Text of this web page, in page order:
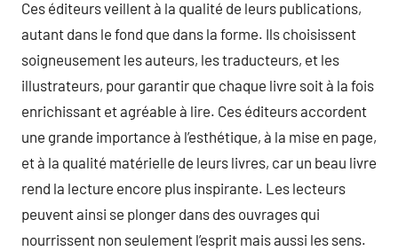
Ces éditeurs veillent à la qualité de leurs publications,
autant dans le fond que dans la forme. Ils choisissent
soigneusement les auteurs, les traducteurs, et les
illustrateurs, pour garantir que chaque livre soit à la fois
enrichissant et agréable à lire. Ces éditeurs accordent
une grande importance à l’esthétique, à la mise en page,
et à la qualité matérielle de leurs livres, car un beau livre
rend la lecture encore plus inspirante. Les lecteurs
peuvent ainsi se plonger dans des ouvrages qui
nourrissent non seulement l’esprit mais aussi les sens.